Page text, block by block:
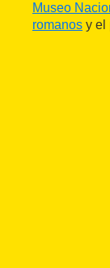
Museo
romanos y el